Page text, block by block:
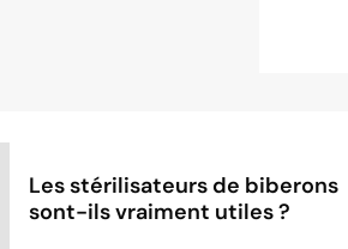
Les stérilisateurs de biberons
sont-ils vraiment utiles ?